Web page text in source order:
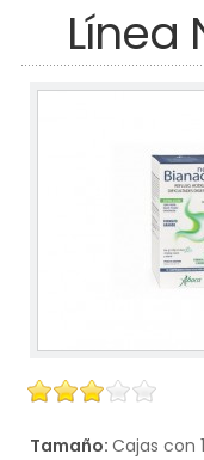
Línea
Tamaño: Cajas con